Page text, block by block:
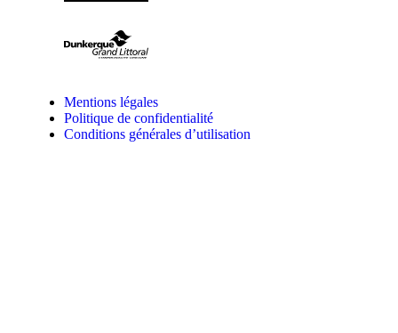
Mentions légales
Politique de confidentialité
Conditions générales d’utilisation